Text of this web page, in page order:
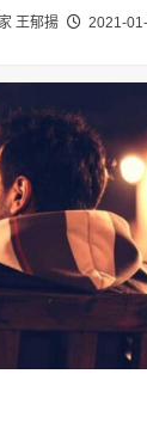
王郁揚 2021-